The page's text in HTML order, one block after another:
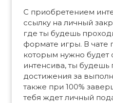
С приобретением
ссылку на личный
где ты будешь
формате игры. В чате
которым нужно будет
интенсива, ты будешь
достижения за
также при 100%
тебя ждет личный